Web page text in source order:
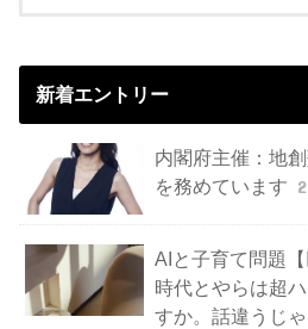
新着エントリー
内閣府主催：地
を務めています
AIと子育て問題
時代とやらは超
すか。話違うじ